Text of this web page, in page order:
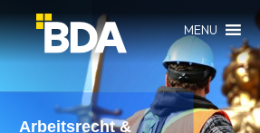
MENU
Arbeitsrecht &